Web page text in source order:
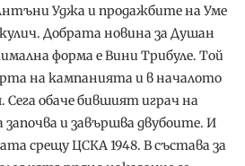
Уджа и продажбите на Уме
Добрата новина за Душан
форма е Вини Трибуле. Той
на кампанията и в началото
Сега обаче бившият играч на
започва и завършва двубоите. И
срещу ЦСКА 1948. В състава за